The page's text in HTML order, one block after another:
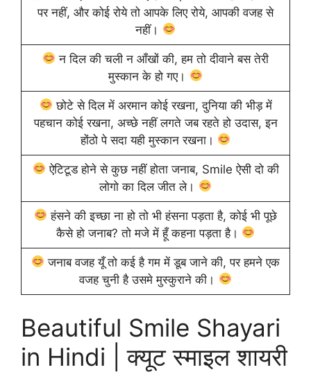
पर नहीं, और कोई रोये तो आपके लिए रोये, आपकी वजह से
नहीं।
न दिल की चली न आँखों की, हम तो दीवाने बस तेरी
मुस्कान के हो गए।
छोटे से दिल में अरमान कोई रखना, दुनिया की भीड़ में
पहचान कोई रखना, अच्छे नहीं लगते जब रहते हो उदास, इन
होंठो पे सदा यही मुस्कान रखना।
ऐटिटूड होने से कुछ नहीं होता जनाब, Smile ऐसी दो की
लोगो का दिल जीत ले।
हंसने की इच्छा ना हो तो भी हंसना पड़ता है, कोई भी पूछे
कैसे हो जनाब? तो मजे में हूँ कहना पड़ता है।
जनाब वजह यूँ तो कई है गम में डूब जाने की, पर हमने एक
वजह चुनी है उसमे मुस्कुराने की।
Beautiful Smile Shayari
in Hindi | क्यूट स्माइल शायरी